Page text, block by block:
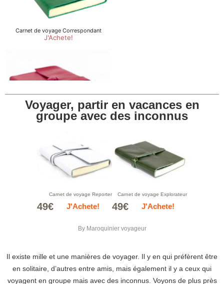
Voyager, partir en vacances en
groupe avec des inconnus
Carnet de voyage Reporter
49€ J'Achete!
Carnet de voyage Explorateur
49€ J'Achete!
By Maroquinier voyageur
Il existe mille et une manières de voyager. Il y en qui préfèrent être
en solitaire, d’autres entre amis, mais également il y a ceux qui
voyagent en groupe mais avec des inconnus. Voyons de plus près